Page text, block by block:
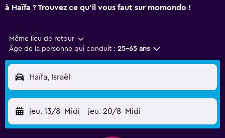
à Haïfa ? Trouvez ce qu'il vous faut sur momondo !
Même lieu de retour
Âge de la personne qui conduit : 25-65 ans
Haïfa, Israël
jeu. 13/8 Midi - jeu. 20/8 Midi